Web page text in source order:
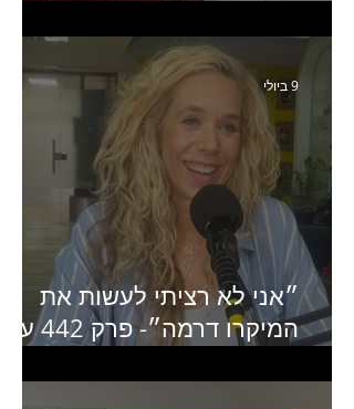
ותקשורת
״אני לא רציתי לעשות את
המיקרו דרמה״- פרק 442 עם
של יד2
9 ביולי